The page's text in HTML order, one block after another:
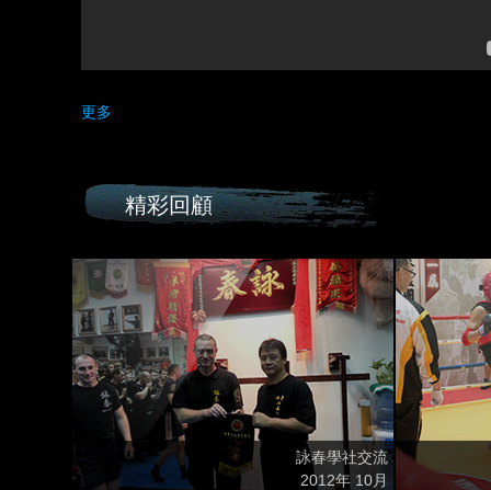
更多
精彩回顧
詠春學社交流
2012年 10月